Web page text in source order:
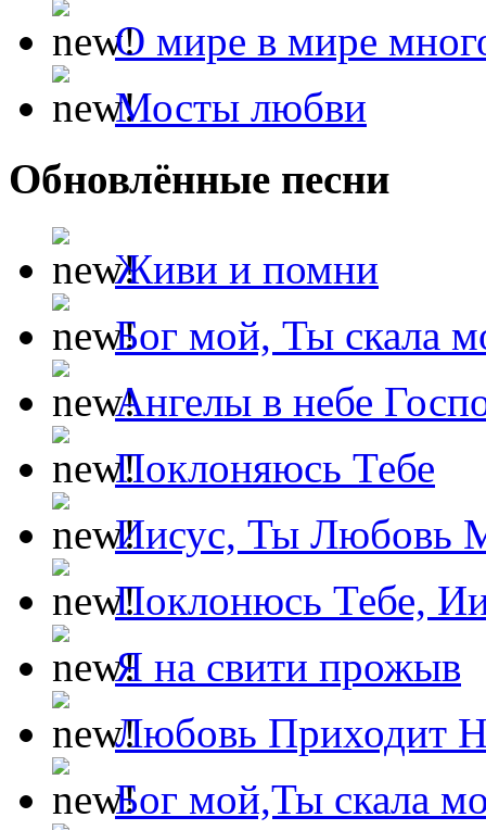
О мире в мире
Мосты любви
Обновлённые песни
Живи и помни
Бог мой, Ты скала
Ангелы в небе
Поклоняюсь Тебе
Иисус, Ты Любовь
Поклонюсь Тебе,
Я на свити прожыв
Любовь Приходит
Бог мой,Ты скала